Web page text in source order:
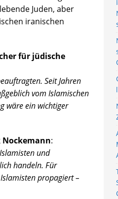
Juden, aber
iranischen
für jüdische
Seit Jahren
vom Islamischen
wäre ein wichtiger
Nockemann:
und
handeln. Für
propagiert –